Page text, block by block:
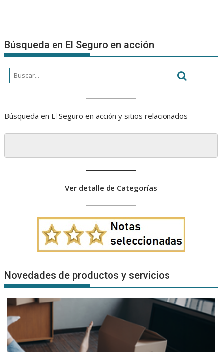
Búsqueda en El Seguro en acción
Búsqueda en El Seguro en acción y sitios relacionados
Ver detalle de Categorías
Novedades de productos y servicios